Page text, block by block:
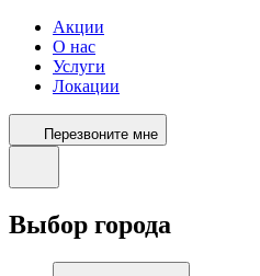
Акции
О нас
Услуги
Локации
Перезвоните мне
Выбор города